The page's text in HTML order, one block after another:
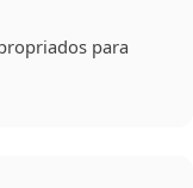
para